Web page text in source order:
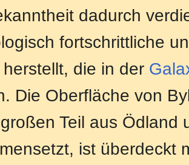
dadurch
fortschrittliche
die in der
Die Oberfläche von
Teil aus Ödland
ist überdeckt